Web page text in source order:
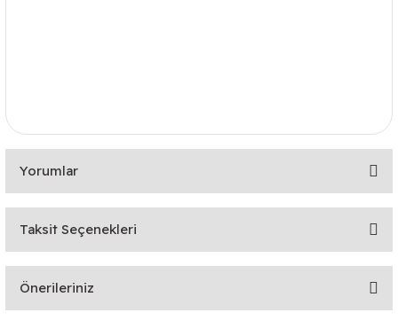
Yorumlar
Bu ürüne ilk yorumu siz yapın!
Taksit Seçenekleri
Önerileriniz